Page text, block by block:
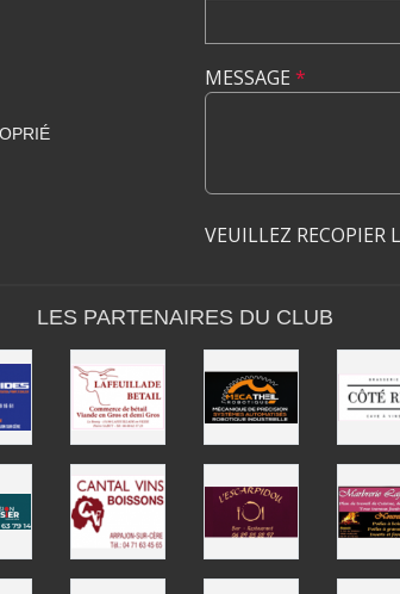
MESSAGE *
VEUILLEZ RECOPIER
LES PARTENAIRES DU CLUB